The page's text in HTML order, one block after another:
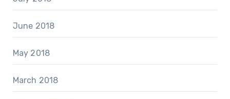
June 2018
May 2018
March 2018